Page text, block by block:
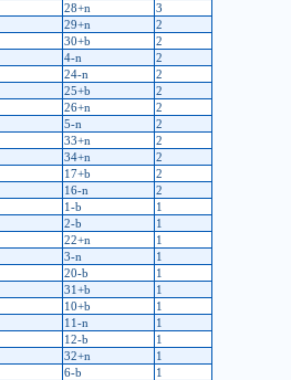
28+n
3
29+n
2
30+b
2
4-n
2
24-n
2
25+b
2
26+n
2
5-n
2
33+n
2
34+n
2
17+b
2
16-n
2
1-b
1
2-b
1
22+n
1
3-n
1
20-b
1
31+b
1
10+b
1
11-n
1
12-b
1
32+n
1
6-b
1